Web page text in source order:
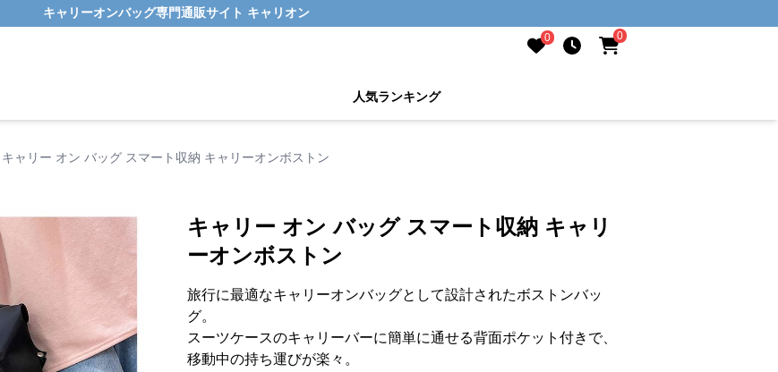
キャリーオンバッグ専門通販サイト キャリオン
0 0
人気ランキング
キャリー オン バッグ スマート収納 キャリーオンボストン
キャリー オン バッグ スマート収納 キャリ
ーオンボストン
旅行に最適なキャリーオンバッグとして設計されたボストンバッ
グ。
スーツケースのキャリーバーに簡単に通せる背面ポケット付きで、
移動中の持ち運びが楽々。